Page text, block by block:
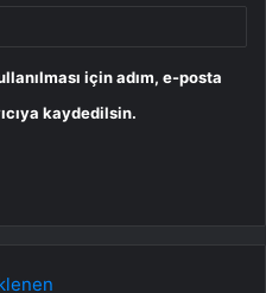
için adım, e-posta
kaydedilsin.